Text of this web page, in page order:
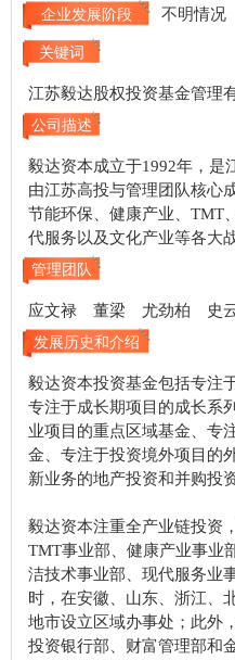
企业发展阶段 不明情况
关键词
江苏毅达股权投资基金管理
公司描述
毅达资本成立于1992年，是
由江苏高投与管理团队核心
节能环保、健康产业、TMT
代服务以及文化产业等各大
管理团队
应文禄 董梁 尤劲柏 史
发展历史和介绍
毅达资本投资基金包括专注
专注于成长期项目的成长系
业项目的重点区域基金、专
金、专注于投资境外项目的
新业务的地产投资和并购投
毅达资本注重全产业链投资
TMT事业部、健康产业事业
洁技术事业部、现代服务业
时，在安徽、山东、浙江、
地市设立区域办事处；此外
投资银行部、财富管理部和